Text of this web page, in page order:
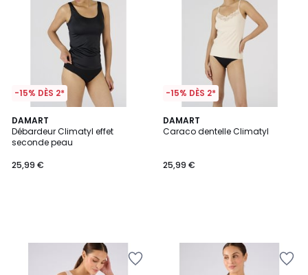
-15% DÈS 2*
DAMART
Débardeur Climatyl effet
seconde peau
25,99 €
-15% DÈS 2*
DAMART
Caraco dentelle Climatyl
25,99 €